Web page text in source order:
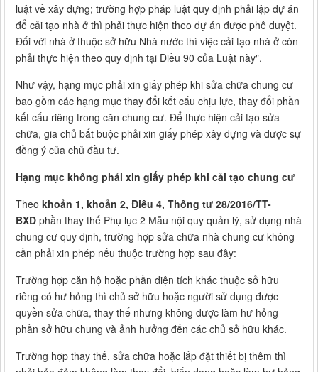
luật về xây dựng; trường hợp pháp luật quy định phải lập dự án
để cải tạo nhà ở thì phải thực hiện theo dự án được phê duyệt.
Đối với nhà ở thuộc sở hữu Nhà nước thì việc cải tạo nhà ở còn
phải thực hiện theo quy định tại Điều 90 của Luật này".
Như vậy, hạng mục phải xin giấy phép khi sửa chữa chung cư
bao gồm các hạng mục thay đổi kết cấu chịu lực, thay đổi phần
kết cấu riêng trong căn chung cư. Để thực hiện cải tạo sửa
chữa, gia chủ bắt buộc phải xin giấy phép xây dựng và được sự
đồng ý của chủ đầu tư.
Hạng mục không phải xin giấy phép khi cải tạo chung cư
Theo khoản 1, khoản 2, Điều 4, Thông tư 28/2016/TT-
BXD phần thay thế Phụ lục 2 Mẫu nội quy quản lý, sử dụng nhà
chung cư quy định, trường hợp sửa chữa nhà chung cư không
cần phải xin phép nếu thuộc trường hợp sau đây:
Trường hợp căn hộ hoặc phần diện tích khác thuộc sở hữu
riêng có hư hỏng thì chủ sở hữu hoặc người sử dụng được
quyền sửa chữa, thay thế nhưng không được làm hư hỏng
phần sở hữu chung và ảnh hưởng đến các chủ sở hữu khác.
Trường hợp thay thế, sửa chữa hoặc lắp đặt thiết bị thêm thì